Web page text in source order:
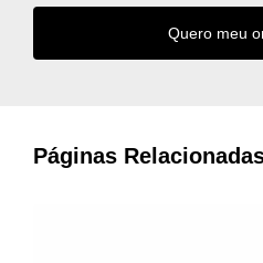
Quero meu
Páginas